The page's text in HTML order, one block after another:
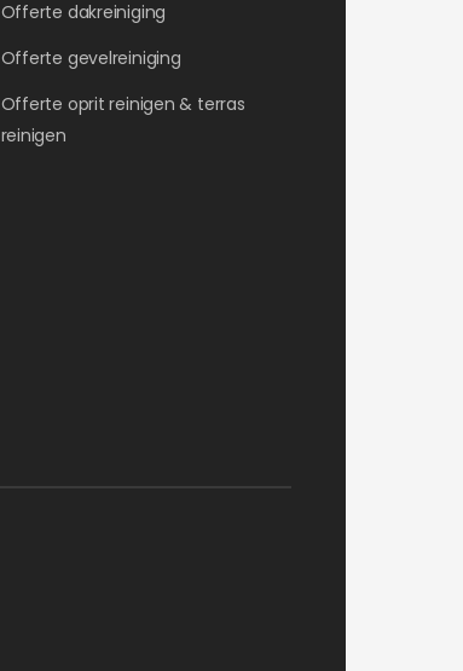
Offerte dakreiniging
Offerte gevelreiniging
Offerte oprit reinigen & terras
reinigen